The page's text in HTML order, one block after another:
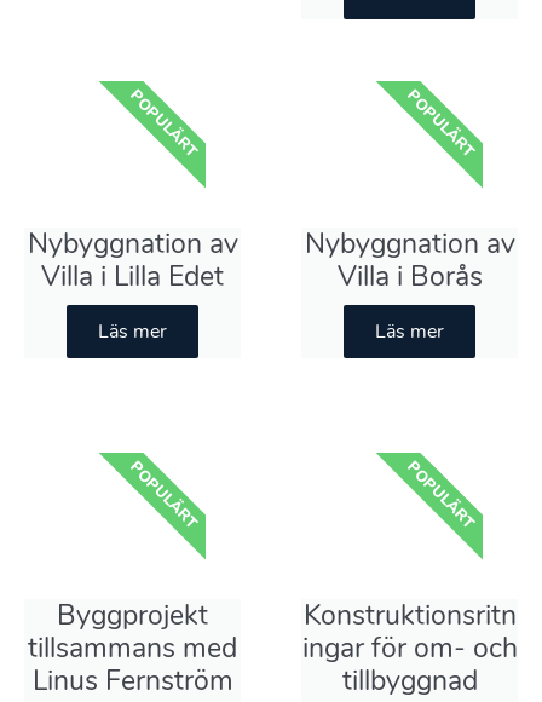
Nybyggnation av
Villa i Lilla Edet
Läs mer
POPULÄRT
Nybyggnation av
Villa i Borås
Läs mer
POPULÄRT
Byggprojekt
tillsammans med
Linus Fernström
POPULÄRT
Konstruktionsritn
ingar för om- och
tillbyggnad
POPULÄRT